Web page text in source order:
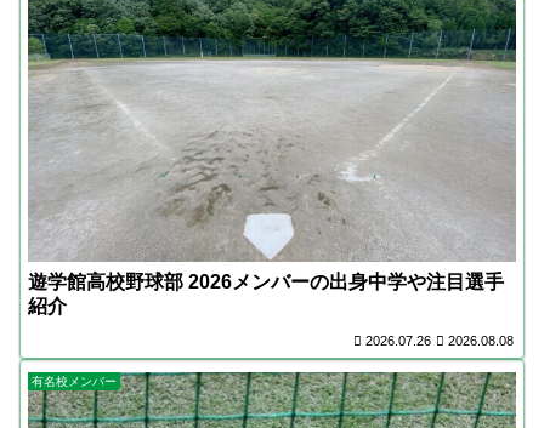
遊学館高校野球部 2026メンバーの出身中学や注目選手
紹介
2026.07.26 2026.08.08
有名校メンバー